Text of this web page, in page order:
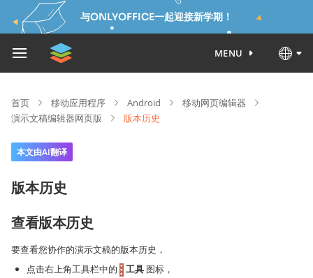
与ONLYOFFICE一起迎接新学期！
MENU
首页 移动应用程序 Android
移动网页编辑器
演示文稿编辑器网页版
版本历史
本文由AI翻译
版本历史
查看版本历史
要查看您协作的演示文稿的版本历史，
点击右上角工具栏中的
工具 图标，